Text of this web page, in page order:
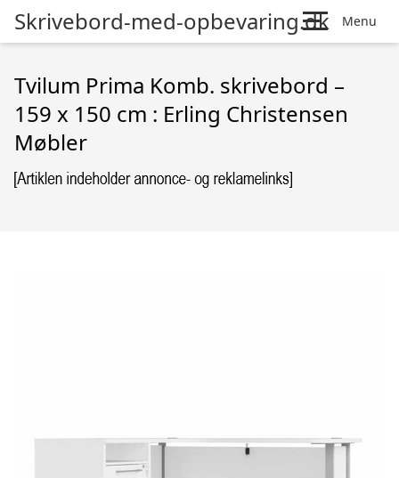
Skrivebord-med-opbevaring.dk Menu
Tvilum Prima Komb. skrivebord –
159 x 150 cm : Erling Christensen
Møbler